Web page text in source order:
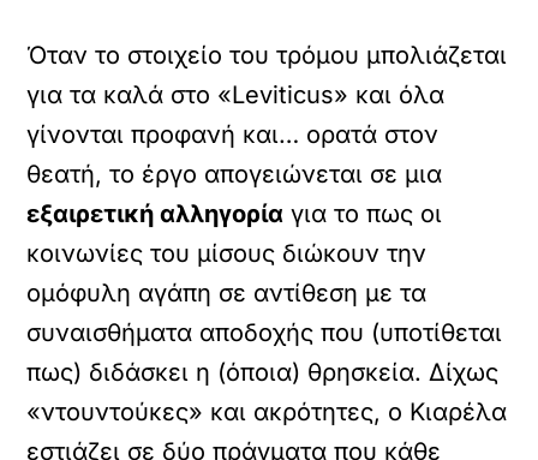
Όταν το στοιχείο του τρόμου μπολιάζεται
για τα καλά στο «Leviticus» και όλα
γίνονται προφανή και… ορατά στον
θεατή, το έργο απογειώνεται σε μια
εξαιρετική αλληγορία για το πως οι
κοινωνίες του μίσους διώκουν την
ομόφυλη αγάπη σε αντίθεση με τα
συναισθήματα αποδοχής που (υποτίθεται
πως) διδάσκει η (όποια) θρησκεία. Δίχως
«ντουντούκες» και ακρότητες, ο Κιαρέλα
εστιάζει σε δύο πράγματα που κάθε